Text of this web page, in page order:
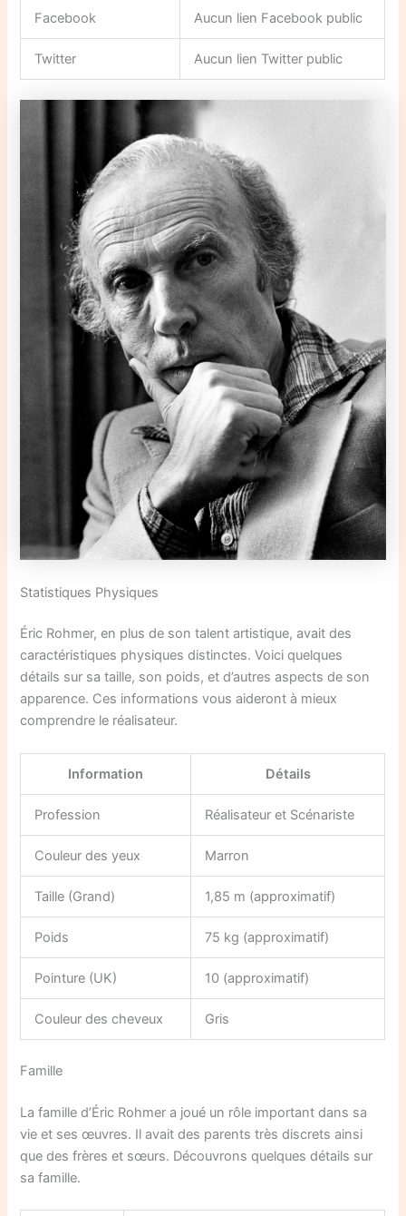
Facebook Aucun lien Facebook public
Twitter Aucun lien Twitter public
Statistiques Physiques
Éric Rohmer, en plus de son talent artistique, avait des
caractéristiques physiques distinctes. Voici quelques
détails sur sa taille, son poids, et d’autres aspects de son
apparence. Ces informations vous aideront à mieux
comprendre le réalisateur.
Information Détails
Profession Réalisateur et Scénariste
Couleur des yeux Marron
Taille (Grand) 1,85 m (approximatif)
Poids 75 kg (approximatif)
Pointure (UK) 10 (approximatif)
Couleur des cheveux Gris
Famille
La famille d’Éric Rohmer a joué un rôle important dans sa
vie et ses œuvres. Il avait des parents très discrets ainsi
que des frères et sœurs. Découvrons quelques détails sur
sa famille.